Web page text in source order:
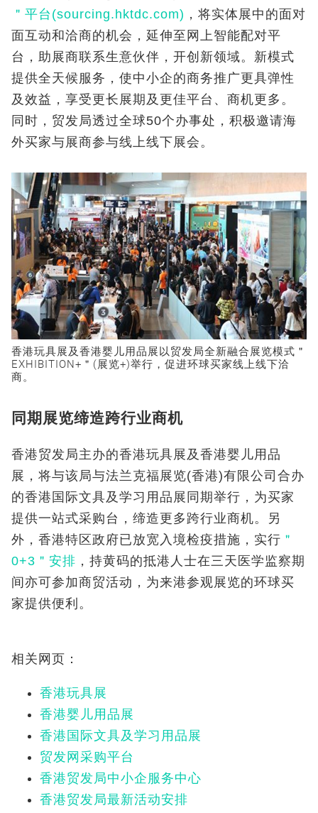
＂平台(sourcing.hktdc.com) ，将实体展中的面对
面互动和洽商的机会，延伸至网上智能配对平
台，助展商联系生意伙伴，开创新领域。新模式
提供全天候服务，使中小企的商务推广更具弹性
及效益，享受更长展期及更佳平台、商机更多。
同时，贸发局透过全球50个办事处，积极邀请海
外买家与展商参与线上线下展会。
香港玩具展及香港婴儿用品展以贸发局全新融合展览模式＂
EXHIBITION+＂(展览+)举行，促进环球买家线上线下洽
商。
同期展览缔造跨行业商机
香港贸发局主办的香港玩具展及香港婴儿用品
展，将与该局与法兰克福展览(香港)有限公司合办
的香港国际文具及学习用品展同期举行，为买家
提供一站式采购台，缔造更多跨行业商机。另
外，香港特区政府已放宽入境检疫措施，实行 ＂
0+3＂安排 ，持黄码的抵港人士在三天医学监察期
间亦可参加商贸活动，为来港参观展览的环球买
家提供便利。
相关网页：
香港玩具展
香港婴儿用品展
香港国际文具及学习用品展
贸发网采购平台
香港贸发局中小企服务中心
香港贸发局最新活动安排